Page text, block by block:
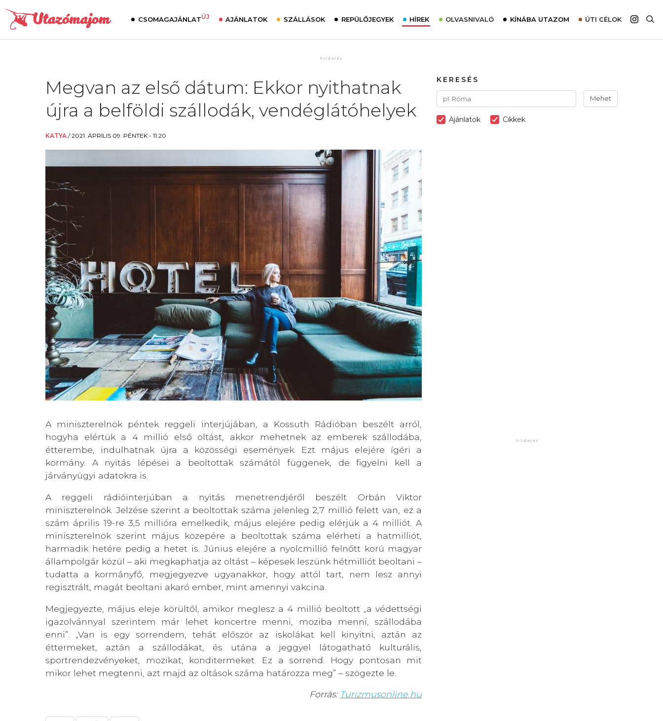
CSOMAGAJÁNLATÚJ AJÁNLATOK SZÁLLÁSOK REPÜLŐJEGYEK HÍREK OLVASNIVALÓ
Interjú
Élménybeszámolók
KÍNÁBA UTAZOM ÚTI CÉLOK
Ausztrália
Megvan az első dátum: Ekkor nyithatnak
újra a belföldi szállodák, vendéglátóhelyek
KATYA /2021. ÁPRILIS 09. PÉNTEK - 11:20
A miniszterelnök péntek reggeli interjújában, a Kossuth Rádióban beszélt arról,
hogyha elértük a 4 millió első oltást, akkor mehetnek az emberek szállodába,
étterembe, indulhatnak újra a közösségi események. Ezt május elejére ígéri a
kormány. A nyitás lépései a beoltottak számától függenek, de figyelni kell a
járványügyi adatokra is.
A reggeli rádióinterjúban a nyitás menetrendjéről beszélt Orbán Viktor
miniszterelnök. Jelzése szerint a beoltottak száma jelenleg 2,7 millió felett van, ez a
szám április 19-re 3,5 millióra emelkedik, május elejére pedig elérjük a 4 milliót. A
miniszterelnök szerint május közepére a beoltottak száma elérheti a hatmilliót,
harmadik hetére pedig a hetet is. Június elejére a nyolcmillió felnőtt korú magyar
állampolgár közül – aki megkaphatja az oltást – képesek leszünk hétmilliót beoltani –
tudatta a kormányfő, megjegyezve ugyanakkor, hogy attól tart, nem lesz annyi
regisztrált, magát beoltani akaró ember, mint amennyi vakcina.
Megjegyezte, május eleje körültől, amikor meglesz a 4 millió beoltott „a védettségi
igazolvánnyal szerintem már lehet koncertre menni, moziba menni, szállodába
enni”. „Van is egy sorrendem, tehát először az iskolákat kell kinyitni, aztán az
éttermeket, aztán a szállodákat, és utána a jeggyel látogatható kulturális,
sportrendezvényeket, mozikat, konditermeket. Ez a sorrend. Hogy pontosan mit
mikor lehet megtenni, azt majd az oltások száma határozza meg” – szögezte le.
Forrás: Turizmusonline.hu
KERESÉS
Mehet
Ajánlatok Cikkek